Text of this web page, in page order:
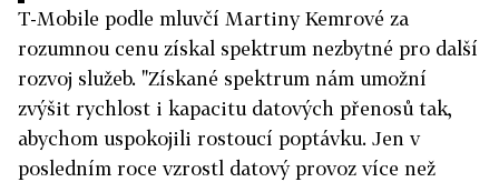
T-Mobile podle mluvčí Martiny Kemrové za
rozumnou cenu získal spektrum nezbytné pro další
rozvoj služeb. "Získané spektrum nám umožní
zvýšit rychlost i kapacitu datových přenosů tak,
abychom uspokojili rostoucí poptávku. Jen v
posledním roce vzrostl datový provoz více než